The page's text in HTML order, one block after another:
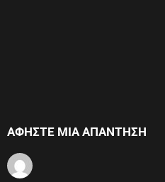
ΑΦΉΣΤΕ ΜΙΑ ΑΠΆΝΤΗΣΗ